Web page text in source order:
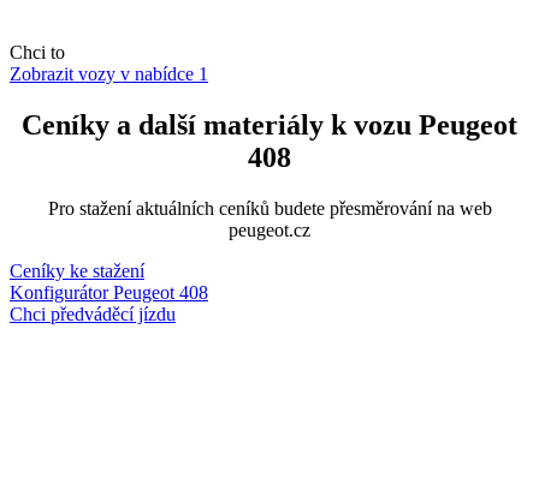
Chci to
Zobrazit vozy v nabídce 1
Ceníky a další materiály k vozu Peugeot
408
Pro stažení aktuálních ceníků budete přesměrování na web
peugeot.cz
Ceníky ke stažení
Konfigurátor Peugeot 408
Chci předváděcí jízdu